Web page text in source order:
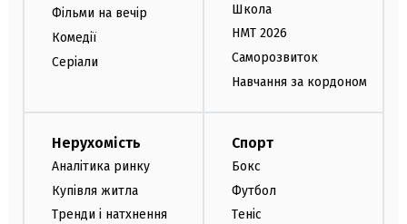
Фільми на вечір
Комедії
Серіали
Школа
НМТ 2026
Саморозвиток
Навчання за кордоном
Нерухомість
Аналітика ринку
Купівля житла
Тренди і натхнення
Спорт
Бокс
Футбол
Теніс